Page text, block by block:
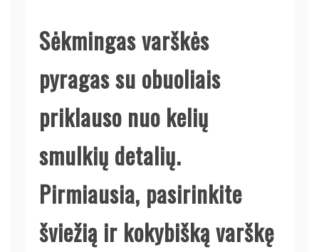
Sėkmingas varškės
pyragas su obuoliais
priklauso nuo kelių
smulkių detalių.
Pirmiausia, pasirinkite
šviežią ir kokybišką varškę